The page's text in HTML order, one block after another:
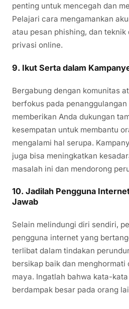
penting untuk mencegah dan
Pelajari cara mengamankan
atau pesan phishing, dan teknik
privasi online.
9. Ikut Serta dalam
Bergabung dengan komunitas
berfokus pada
memberikan Anda dukungan
kesempatan untuk membantu
mengalami hal serupa.
juga bisa meningkatkan
masalah ini dan mendorong
10. Jadilah Pengguna
Jawab
Selain melindungi diri sendiri,
pengguna internet yang
terlibat dalam tindakan
bersikap baik dan menghormati
maya. Ingatlah bahwa kata-
berdampak besar pada orang